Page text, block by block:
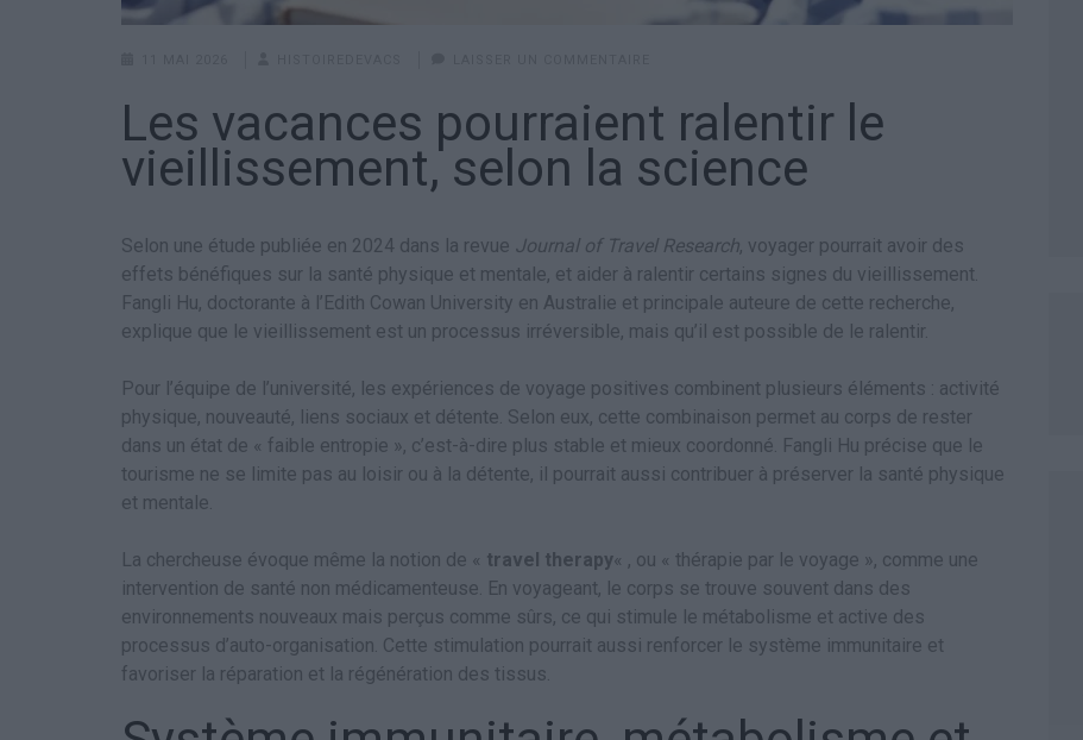
Les vacances pourraient ralentir le
vieillissement, selon la science
Selon une étude publiée en 2024 dans la revue Journal of Travel Research, voyager pourrait avoir des
effets bénéfiques sur la santé physique et mentale, et aider à ralentir certains signes du vieillissement.
Fangli Hu, doctorante à l’Edith Cowan University en Australie et principale auteure de cette recherche,
explique que le vieillissement est un processus irréversible, mais qu’il est possible de le ralentir.
Pour l’équipe de l’université, les expériences de voyage positives combinent plusieurs éléments : activité
physique, nouveauté, liens sociaux et détente. Selon eux, cette combinaison permet au corps de rester
dans un état de « faible entropie », c’est-à-dire plus stable et mieux coordonné. Fangli Hu précise que le
tourisme ne se limite pas au loisir ou à la détente, il pourrait aussi contribuer à préserver la santé physique
et mentale.
La chercheuse évoque même la notion de « travel therapy« , ou « thérapie par le voyage », comme une
intervention de santé non médicamenteuse. En voyageant, le corps se trouve souvent dans des
environnements nouveaux mais perçus comme sûrs, ce qui stimule le métabolisme et active des
processus d’auto-organisation. Cette stimulation pourrait aussi renforcer le système immunitaire et
favoriser la réparation et la régénération des tissus.